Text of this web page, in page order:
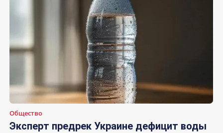
Общество
Эксперт предрек Украине дефицит воды